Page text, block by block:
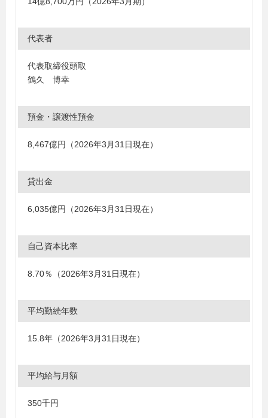
代表者
代表取締役頭取
鶴久 博幸
預金・譲渡性預金
8,467億円（2026年3月31日現在）
貸出金
6,035億円（2026年3月31日現在）
自己資本比率
8.70％（2026年3月31日現在）
平均勤続年数
15.8年（2026年3月31日現在）
平均給与月額
350千円